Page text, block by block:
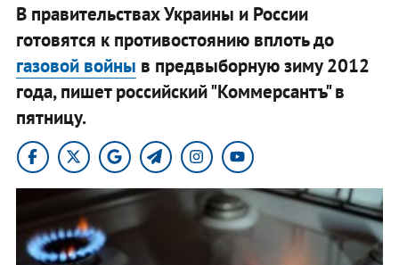
В правительствах Украины и России
готовятся к противостоянию вплоть до
газовой войны в предвыборную зиму 2012
года, пишет российский "Коммерсантъ" в
пятницу.